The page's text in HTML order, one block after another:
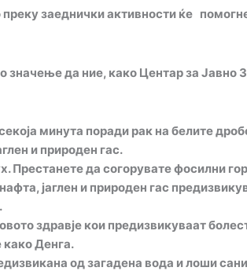
заеднички активности ќе
да ние, како Центар за Јавно
минута поради рак на белите
и природен гас.
Престанете да согорувате фосилни
јаглен и природен гас
здравје кои предизвикуваат
како Денга.
од загадена вода и лоши